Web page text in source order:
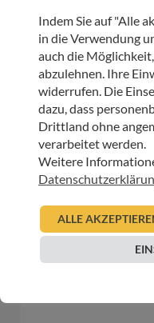
Sterbeverfügung
Perspektive von
Österreichischen
05.11.2025
Urban Regensburger
HOSPIZ WELTWEIT
European Palliative
Indem Sie auf "Alle
in die Verwendung
auch die
abzulehnen. Ihre
widerrufen. Die
dazu, dass
Drittland ohne
verarbeitet werden.
Weitere
ALLE